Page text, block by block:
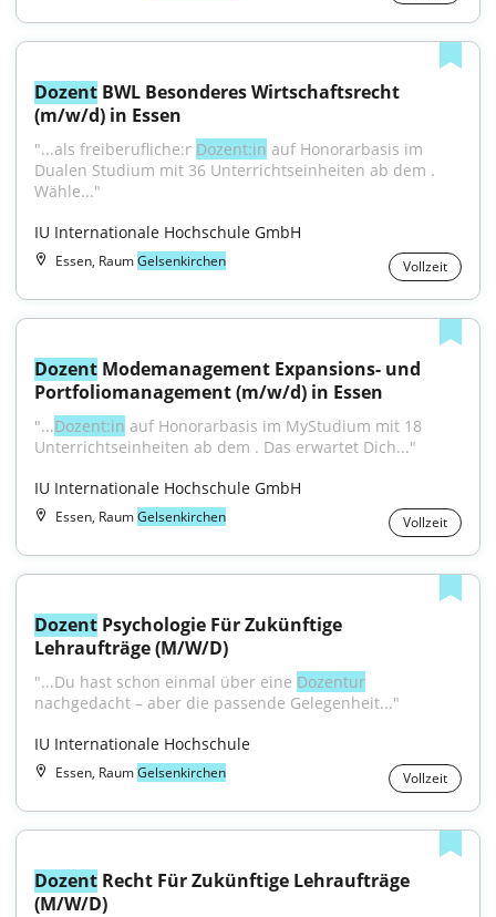
Dozent BWL Besonderes Wirtschaftsrecht
(m/w/d) in Essen
"...als freiberufliche:r Dozent:in auf Honorarbasis im
Dualen Studium mit 36 Unterrichtseinheiten ab dem .
Wähle..."
IU Internationale Hochschule GmbH
Essen, RaumGelsenkirchen Vollzeit
Dozent Modemanagement Expansions- und
Portfoliomanagement (m/w/d) in Essen
"...Dozent:in auf Honorarbasis im MyStudium mit 18
Unterrichtseinheiten ab dem . Das erwartet Dich..."
IU Internationale Hochschule GmbH
Essen, RaumGelsenkirchen Vollzeit
Dozent Psychologie Für Zukünftige
Lehraufträge (M/W/D)
"...Du hast schon einmal über eine Dozentur
nachgedacht – aber die passende Gelegenheit..."
IU Internationale Hochschule
Essen, RaumGelsenkirchen Vollzeit
Dozent Recht Für Zukünftige Lehraufträge
(M/W/D)